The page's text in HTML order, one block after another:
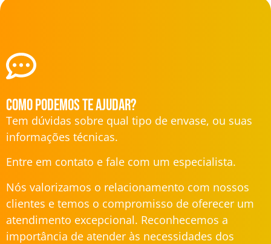
Como podemos te ajudar?
Tem dúvidas sobre qual tipo de envase, ou suas
informações técnicas.
Entre em contato e fale com um especialista.
Nós valorizamos o relacionamento com nossos
clientes e temos o compromisso de oferecer um
atendimento excepcional. Reconhecemos a
importância de atender às necessidades dos